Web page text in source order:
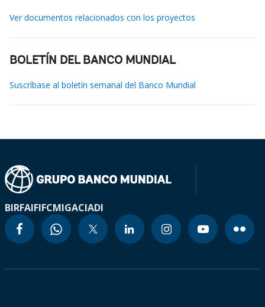
Ver documentos relacionados con los proyectos
BOLETÍN DEL BANCO MUNDIAL
Suscríbase al boletín semanal del Banco Mundial
BIRFAIFIFCMIGACIADI